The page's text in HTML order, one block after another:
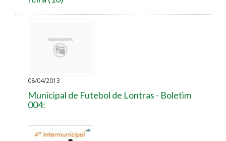
08/04/2013
Municipal de Futebol de Lontras - Boletim
004: